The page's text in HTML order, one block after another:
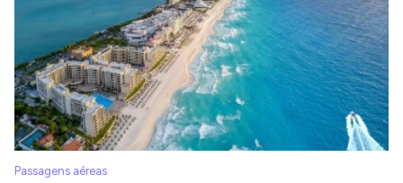
Passagens aéreas